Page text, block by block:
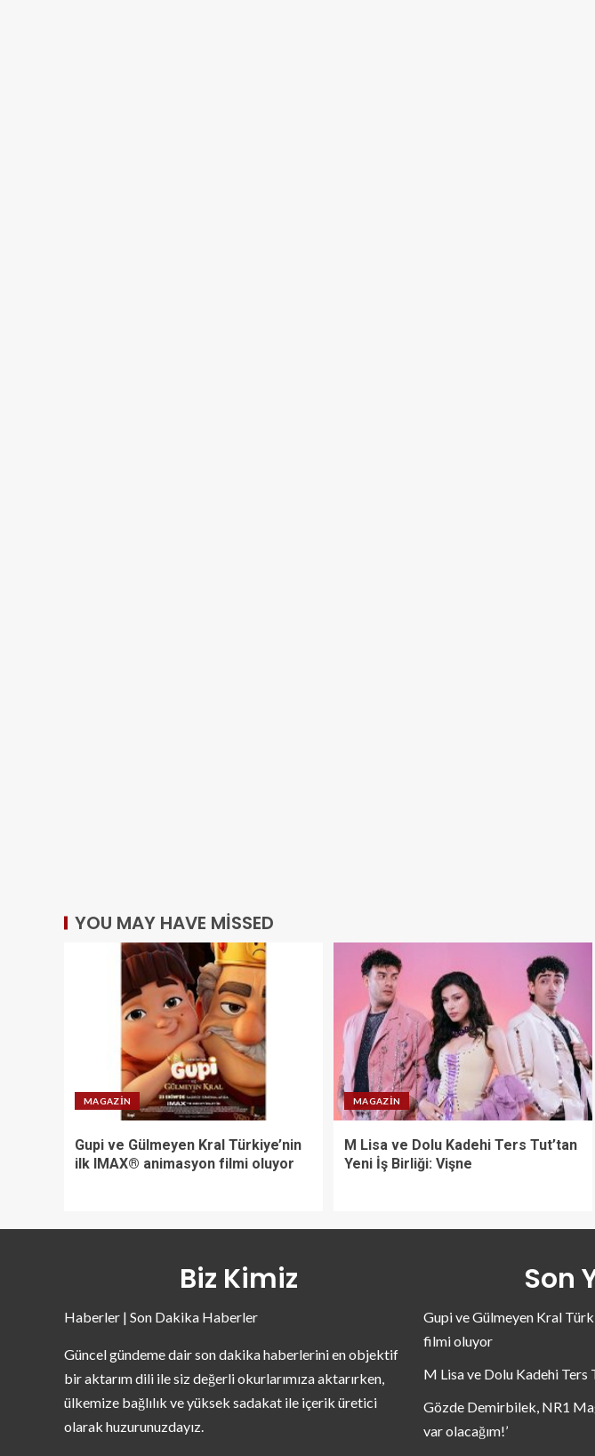
YOU MAY HAVE MISSED
MAGAZIN
Gupi ve Gülmeyen Kral Türkiye’nin
ilk IMAX® animasyon filmi oluyor
MAGAZIN
M Lisa ve Dolu Kadehi Ters Tut’tan
Yeni İş Birliği: Vişne
Biz Kimiz
Haberler | Son Dakika Haberler
Güncel gündeme dair son dakika haberlerini en objektif
bir aktarım dili ile siz değerli okurlarımıza aktarırken,
ülkemize bağlılık ve yüksek sadakat ile içerik üretici
olarak huzurunuzdayız.
Son
Gupi ve Gülmeyen Kral
filmi oluyor
M Lisa ve Dolu Kadehi Ters
Gözde Demirbilek, NR1
var olacağım!’